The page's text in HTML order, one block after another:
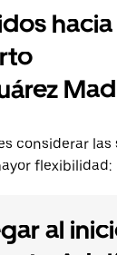
considerar
flexibilidad:
al